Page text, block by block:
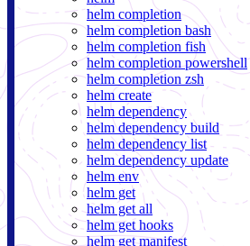
helm completion
helm completion bash
helm completion fish
helm completion powershell
helm completion zsh
helm create
helm dependency
helm dependency build
helm dependency list
helm dependency update
helm env
helm get
helm get all
helm get hooks
helm get manifest